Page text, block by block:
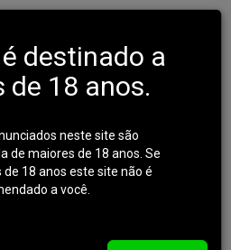
Multifunções
18 Funções
destinado a
de 18 anos.
neste site são
de maiores de 18 anos. Se
18 anos este site não é
a você.